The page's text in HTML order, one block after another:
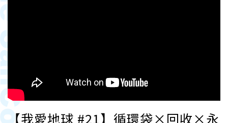
【我愛地球 #21】循環袋×回收×永